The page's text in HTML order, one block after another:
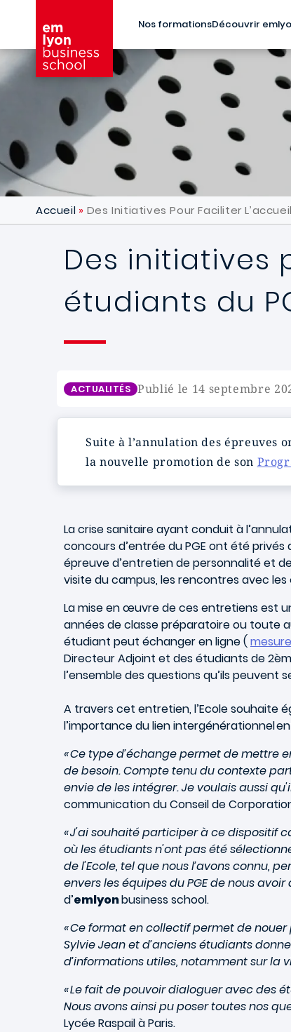
Nos formationsDécouvrir
Accueil Des Initiatives Pour Faciliter
Des initiatives
étudiants du
ACTUALITÉS Publié le 14 septembre
Suite à l’annulation des épreuves
la nouvelle promotion de son
La crise sanitaire ayant conduit à
concours d’entrée du PGE ont été
épreuve d’entretien de personnalité et
visite du campus, les rencontres avec
La mise en œuvre de ces entretiens est
années de classe préparatoire ou toute
étudiant peut échanger en ligne (
Directeur Adjoint et des étudiants de
l’ensemble des questions qu’ils peuvent
A travers cet entretien, l’Ecole souhaite
l’importance du lien intergénérationnel
« Ce type d’échange permet de mettre
de besoin. Compte tenu du contexte
envie de les intégrer. Je voulais aussi
communication du Conseil de
« J'ai souhaité participer à ce dispositif
où les étudiants n'ont pas été
de l'Ecole, tel que nous l’avons connu,
envers les équipes du PGE de nous
d’emlyonbusiness school.
« Ce format en collectif permet de
Sylvie Jean et d’anciens étudiants
d’informations utiles, notamment sur la
« Le fait de pouvoir dialoguer avec des
Nous avons ainsi pu poser toutes nos
Lycée Raspail à Paris.